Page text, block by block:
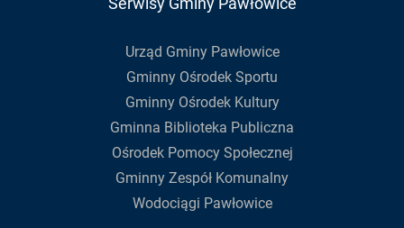
Urząd Gminy Pawłowice
Gminny Ośrodek Sportu
Gminny Ośrodek Kultury
Gminna Biblioteka Publiczna
Ośrodek Pomocy Społecznej
Gminny Zespół Komunalny
Wodociągi Pawłowice